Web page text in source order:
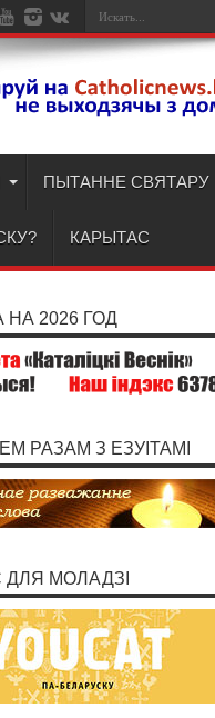
ПЫТАННЕ СВЯТАРУ
КАРЫТАС
НА 2026 ГОД
РАЗАМ З ЕЗУІТАМІ
ДЛЯ МОЛАДЗІ